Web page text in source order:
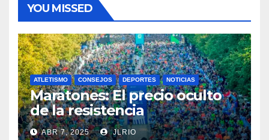
YOU MISSED
ATLETISMO CONSEJOS DEPORTES NOTICIAS
Maratones: El precio oculto
de la resistencia
ABR 7, 2025 JLRIO